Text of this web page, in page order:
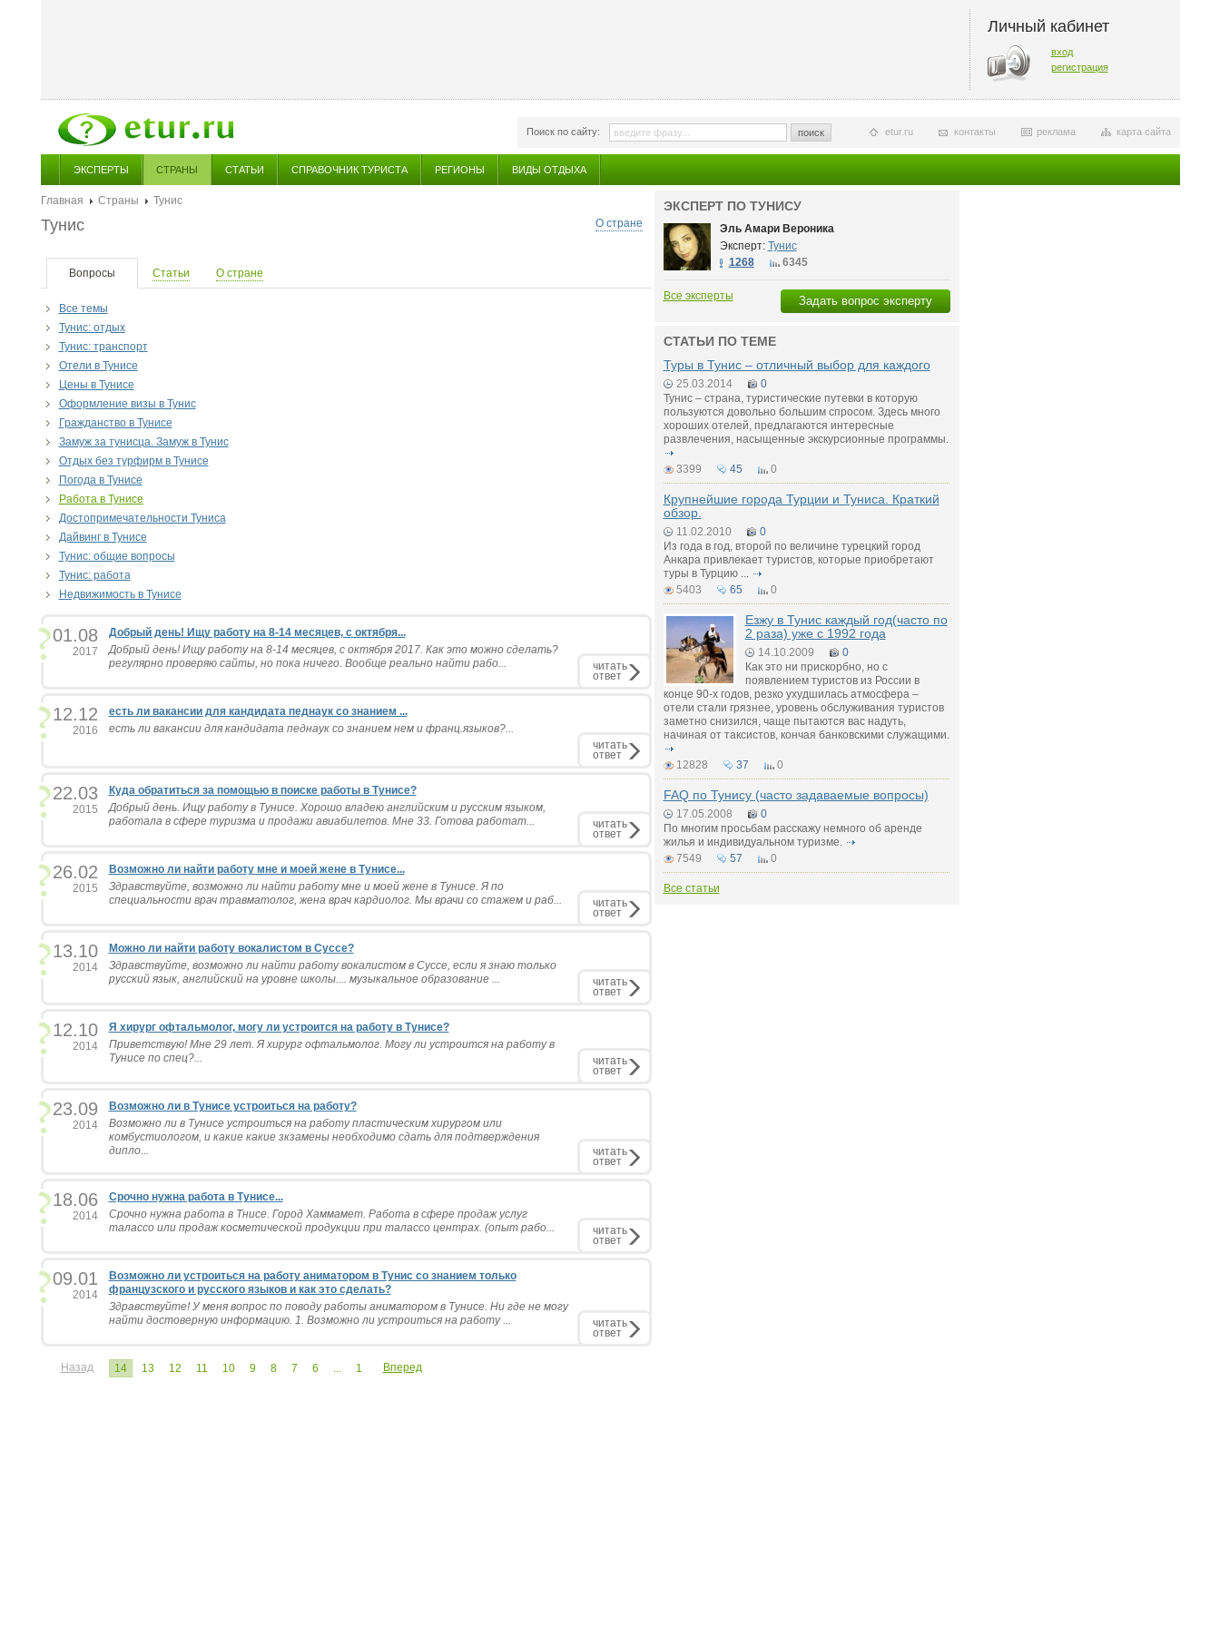
Личный кабинет
вход
регистрация
Поиск по сайту: поиск карта сайта
реклама
контакты
etur.ru
ЭКСПЕРТЫ СТРАНЫ СТАТЬИ СПРАВОЧНИК ТУРИСТА РЕГИОНЫ ВИДЫ ОТДЫХА
Главная Страны
Тунис
О стране
Тунис
Вопросы Статьи О стране
Все темы
Тунис: отдых
Тунис: транспорт
Отели в Тунисе
Цены в Тунисе
Оформление визы в Тунис
Гражданство в Тунисе
Замуж за тунисца. Замуж в Тунис
Отдых без турфирм в Тунисе
Погода в Тунисе
Работа в Тунисе
Достопримечательности Туниса
Дайвинг в Тунисе
Тунис: общие вопросы
Тунис: работа
Недвижимость в Тунисе
01.08
2017
Добрый день! Ищу работу на 8-14 месяцев, с октября...
Добрый день! Ищу работу на 8-14 месяцев, с октября 2017. Как это можно сделать?
регулярно проверяю сайты, но пока ничего. Вообще реально найти рабо...
читать
ответ
12.12
2016
есть ли вакансии для кандидата педнаук со знанием ...
есть ли вакансии для кандидата педнаук со знанием нем и франц.языков?...
читать
ответ
22.03
2015
Куда обратиться за помощью в поиске работы в Тунисе?
Добрый день. Ищу работу в Тунисе. Хорошо владею английским и русским языком,
работала в сфере туризма и продажи авиабилетов. Мне 33. Готова работат...
читать
ответ
26.02
2015
Возможно ли найти работу мне и моей жене в Тунисе...
Здравствуйте, возможно ли найти работу мне и моей жене в Тунисе. Я по
специальности врач травматолог, жена врач кардиолог. Мы врачи со стажем и раб...
читать
ответ
13.10
2014
Можно ли найти работу вокалистом в Суссе?
Здравствуйте, возможно ли найти работу вокалистом в Суссе, если я знаю только
русский язык, английский на уровне школы.... музыкальное образование ...
читать
ответ
12.10
2014
Я хирург офтальмолог, могу ли устроится на работу в Тунисе?
Приветствую! Мне 29 лет. Я хирург офтальмолог. Могу ли устроится на работу в
Тунисе по спец?...
читать
ответ
23.09
2014
Возможно ли в Тунисе устроиться на работу?
Возможно ли в Тунисе устроиться на работу пластическим хирургом или
комбустиологом, и какие какие зкзамены необходимо сдать для подтверждения
дипло...
читать
ответ
18.06
2014
Срочно нужна работа в Тунисе...
Срочно нужна работа в Тнисе. Город Хаммамет. Работа в сфере продаж услуг
талассо или продаж косметической продукции при талассо центрах. (опыт рабо...
читать
ответ
09.01
2014
Возможно ли устроиться на работу аниматором в Тунис со знанием только
французского и русского языков и как это сделать?
Здравствуйте! У меня вопрос по поводу работы аниматором в Тунисе. Ни где не могу
найти достоверную информацию. 1. Возможно ли устроиться на работу ...
читать
ответ
Назад 14 13 12 11 10 9 8 7 6 ... 1 Вперед
ЭКСПЕРТ ПО ТУНИСУ
Эль Амари Вероника
Эксперт: Тунис
1268
6345
Задать вопрос эксперту
Все эксперты
СТАТЬИ ПО ТЕМЕ
Туры в Тунис – отличный выбор для каждого
25.03.2014
0
Тунис – страна, туристические путевки в которую
пользуются довольно большим спросом. Здесь много
хороших отелей, предлагаются интересные
развлечения, насыщенные экскурсионные программы.
3399 45 0
Крупнейшие города Турции и Туниса. Краткий
обзор.
11.02.2010
0
Из года в год, второй по величине турецкий город
Анкара привлекает туристов, которые приобретают
туры в Турцию ...
5403
65 0
Езжу в Тунис каждый год(часто по
2 раза) уже с 1992 года
14.10.2009
0
Как это ни прискорбно, но с
появлением туристов из России в
конце 90-х годов, резко ухудшилась атмосфера –
отели стали грязнее, уровень обслуживания туристов
заметно снизился, чаще пытаются вас надуть,
начиная от таксистов, кончая банковскими служащими.
12828 37 0
FAQ по Тунису (часто задаваемые вопросы)
17.05.2008
0
По многим просьбам расскажу немного об аренде
жилья и индивидуальном туризме.
7549
57 0
Все статьи